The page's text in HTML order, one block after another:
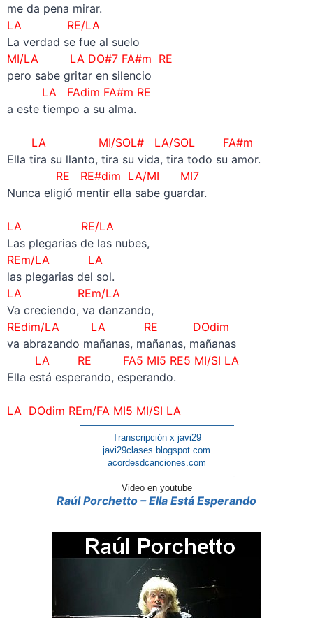
me da pena mirar.
LA RE/LA
La verdad se fue al suelo
MI/LA
LA DO#7 FA#m RE
pero sabe gritar en silencio
LA FAdim FA#m RE
a este tiempo a su alma.
LA MI/SOL# LA/SOL FA#m
Ella tira su llanto, tira su vida, tira todo su amor.
RE RE#dim LA/MI MI7
Nunca eligió mentir ella sabe guardar.
LA RE/LA
Las plegarias de las nubes,
REm/LA LA
las plegarias del sol.
LA REm/LA
Va creciendo, va danzando,
REdim/LA LA RE DOdim
va abrazando mañanas, mañanas, mañanas
LA RE FA5 MI5 RE5 MI/SI LA
Ella está esperando, esperando.
LA DOdim REm/FA MI5 MI/SI LA
—————————————————
Transcripción x javi29
javi29clases.blogspot.com
acordesdcanciones.com
—————————————————-
Video en youtube
Raúl Porchetto – Ella Está Esperando